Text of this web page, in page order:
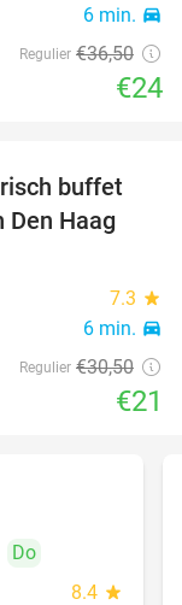
6 min. directions_car
Regulier €36,50
€24
31%
buffet
Den Haag
7.3 star
6 min. directions_car
Regulier €30,50
€21
Do
8.4 star